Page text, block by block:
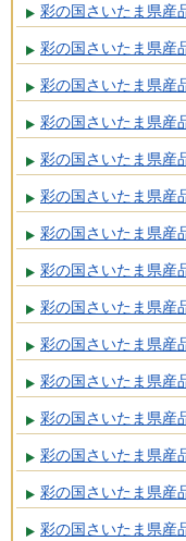
彩の国さいたま県産
彩の国さいたま県産
彩の国さいたま県産
彩の国さいたま県産
彩の国さいたま県産
彩の国さいたま県産
彩の国さいたま県産
彩の国さいたま県産
彩の国さいたま県産
彩の国さいたま県産
彩の国さいたま県産
彩の国さいたま県産
彩の国さいたま県産
彩の国さいたま県産
彩の国さいたま県産